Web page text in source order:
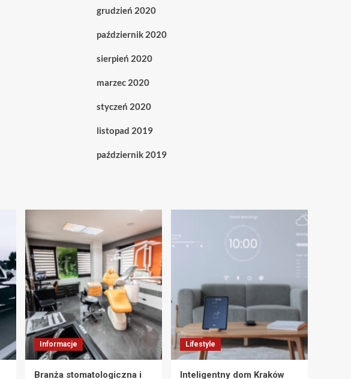
grudzień 2020
październik 2020
sierpień 2020
marzec 2020
styczeń 2020
listopad 2019
październik 2019
Informacje
Branża stomatologiczna i
Lifestyle
Inteligentny dom Kraków